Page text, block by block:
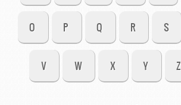
O P Q R S
V W X Y Z